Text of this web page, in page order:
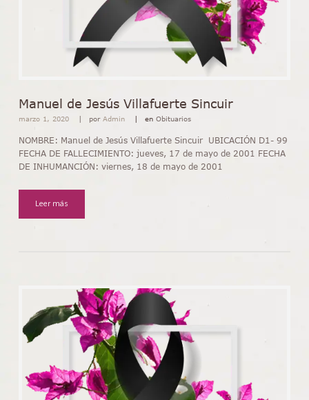
Manuel de Jesús Villafuerte Sincuir
marzo 1, 2020 porAdmin en Obituarios
NOMBRE: Manuel de Jesús Villafuerte Sincuir UBICACIÓN D1- 99
FECHA DE FALLECIMIENTO: jueves, 17 de mayo de 2001 FECHA
DE INHUMANCIÓN: viernes, 18 de mayo de 2001
Leer más